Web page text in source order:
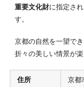
重要文化財に指定さ
す。
京都の自然を一望で
折々の美しい情景が
住所 京都